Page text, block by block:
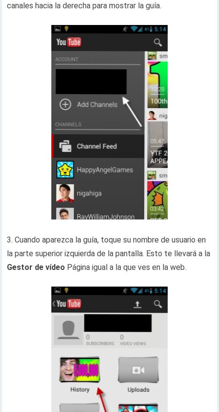
canales hacia la derecha para mostrar la guía.
3. Cuando aparezca la guía, toque su nombre de usuario en
la parte superior izquierda de la pantalla. Esto te llevará a la
Gestor de vídeo Página igual a la que ves en la web.